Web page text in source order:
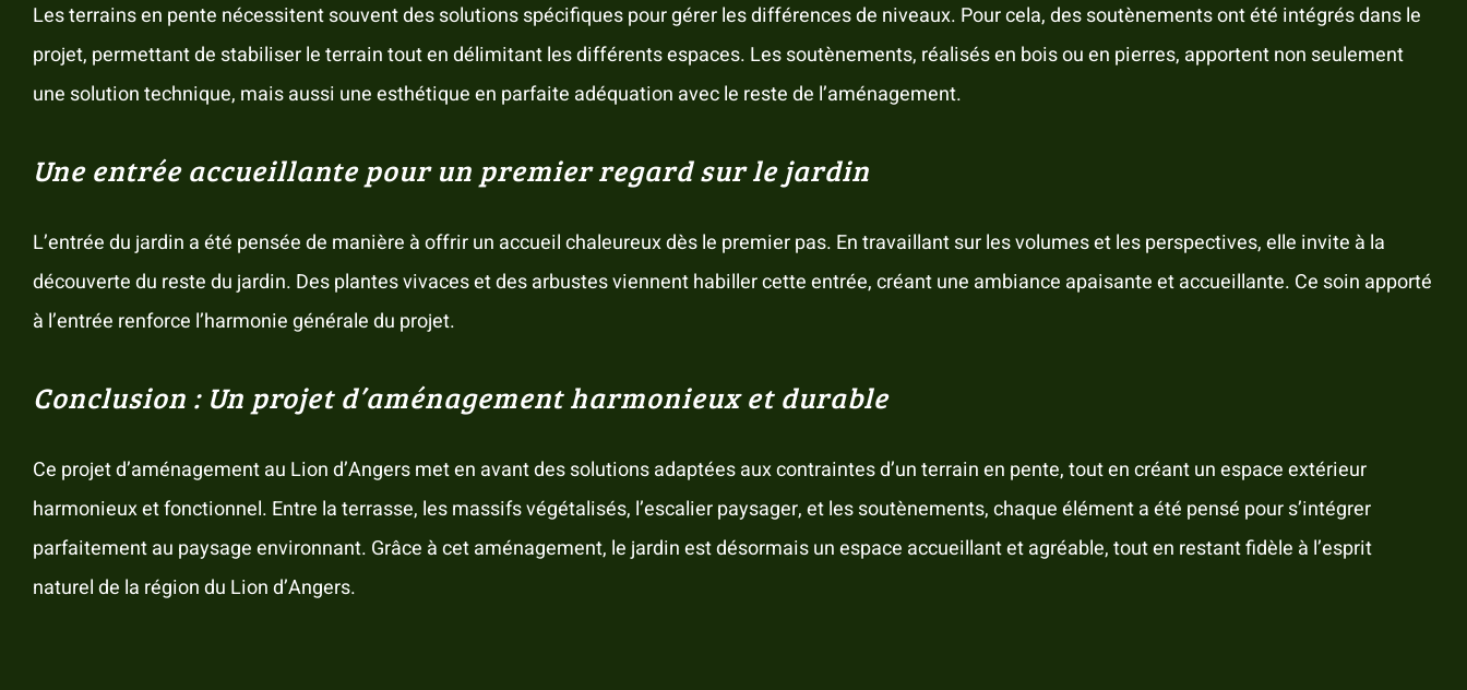
Les terrains en pente nécessitent souvent des solutions spécifiques pour gérer les différences de niveaux. Pour cela, des soutènements ont été intégrés dans le
projet, permettant de stabiliser le terrain tout en délimitant les différents espaces. Les soutènements, réalisés en bois ou en pierres, apportent non seulement
une solution technique, mais aussi une esthétique en parfaite adéquation avec le reste de l’aménagement.
Une entrée accueillante pour un premier regard sur le jardin
L’entrée du jardin a été pensée de manière à offrir un accueil chaleureux dès le premier pas. En travaillant sur les volumes et les perspectives, elle invite à la
découverte du reste du jardin. Des plantes vivaces et des arbustes viennent habiller cette entrée, créant une ambiance apaisante et accueillante. Ce soin apporté
à l’entrée renforce l’harmonie générale du projet.
Conclusion : Un projet d’aménagement harmonieux et durable
Ce projet d’aménagement au Lion d’Angers met en avant des solutions adaptées aux contraintes d’un terrain en pente, tout en créant un espace extérieur
harmonieux et fonctionnel. Entre la terrasse, les massifs végétalisés, l’escalier paysager, et les soutènements, chaque élément a été pensé pour s’intégrer
parfaitement au paysage environnant. Grâce à cet aménagement, le jardin est désormais un espace accueillant et agréable, tout en restant fidèle à l’esprit
naturel de la région du Lion d’Angers.